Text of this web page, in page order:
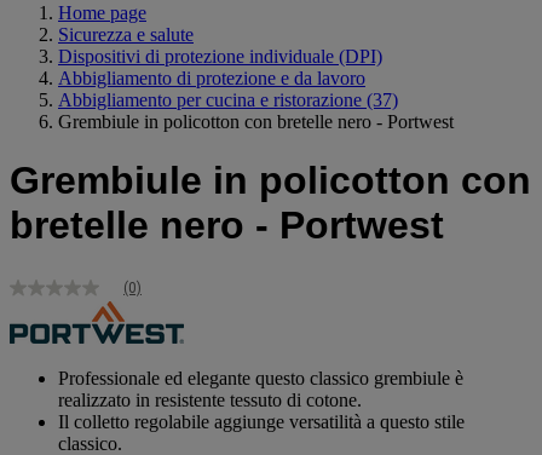
Home page
Sicurezza e salute
Dispositivi di protezione individuale (DPI)
Abbigliamento di protezione e da lavoro
Abbigliamento per cucina e ristorazione (37)
Grembiule in policotton con bretelle nero - Portwest
Grembiule in policotton con
bretelle nero - Portwest
Nessuna
valutazione
Stesso
pagina.
(0)
Professionale ed elegante questo classico grembiule è
realizzato in resistente tessuto di cotone.
Il colletto regolabile aggiunge versatilità a questo stile
classico.